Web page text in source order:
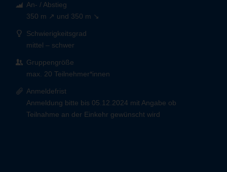
An- / Abstieg
350 m ↗ und 350 m ↘
Schwierigkeitsgrad
mittel – schwer
Gruppengröße
max. 20 Teilnehmer*innen
Anmeldefrist
Anmeldung bitte bis 05.12.2024 mit Angabe ob
Teilnahme an der Einkehr gewünscht wird